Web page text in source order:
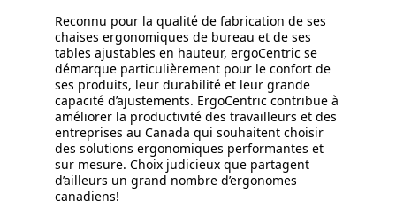
Reconnu pour la qualité de fabrication de ses
chaises ergonomiques de bureau et de ses
tables ajustables en hauteur, ergoCentric se
démarque particulièrement pour le confort de
ses produits, leur durabilité et leur grande
capacité d’ajustements. ErgoCentric contribue à
améliorer la productivité des travailleurs et des
entreprises au Canada qui souhaitent choisir
des solutions ergonomiques performantes et
sur mesure. Choix judicieux que partagent
d’ailleurs un grand nombre d’ergonomes
canadiens!